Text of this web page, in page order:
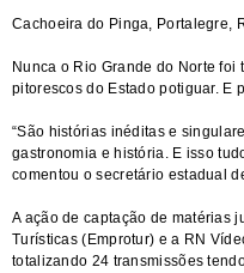
Cachoeira do Pinga, Portalegre,
Nunca o Rio Grande do Norte
pitorescos do Estado potiguar. E
“São histórias inéditas e
gastronomia e história. E isso
comentou o secretário estadual
A ação de captação de matérias
Turísticas (Emprotur) e a RN
totalizando 24 transmissões